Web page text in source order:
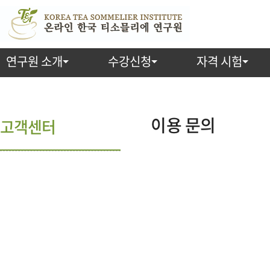
연구원 소개 수강신청 자격 시험
이용 문의
고객센터